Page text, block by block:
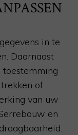
in te
Daarnaast
of
van uw
en